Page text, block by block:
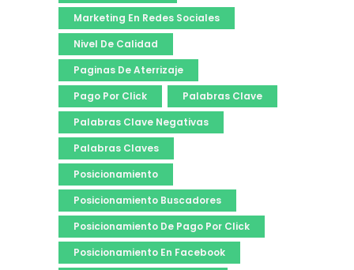
Marketing En Redes Sociales
Nivel De Calidad
Paginas De Aterrizaje
Pago Por Click
Palabras Clave
Palabras Clave Negativas
Palabras Claves
Posicionamiento
Posicionamiento Buscadores
Posicionamiento De Pago Por Click
Posicionamiento En Facebook